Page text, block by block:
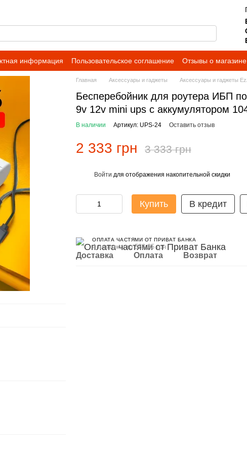
информация Пользовательское соглашение
Отзывы о магазине
для оптовых заказов
Главная Аксессуары и гаджеты Аксессуары и гаджеты
Бесперебойник для роутера ИБП
9v 12v mini ups с аккумулятором
В наличии Артикул: UPS-24 Оставить отзыв
2 333 грн 3 333 грн
Войти для отображения накопительной скидки
Купить В кредит
ОПЛАТА ЧАСТЯМИ ОТ ПРИВАТ БАНКА
4 платежа по 583.25 грн
Доставка Оплата Возврат